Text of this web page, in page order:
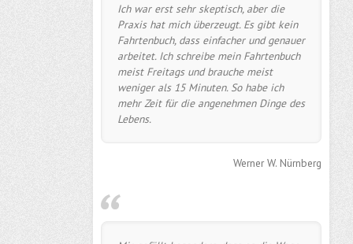
Ich war erst sehr skeptisch, aber die
Praxis hat mich überzeugt. Es gibt kein
Fahrtenbuch, dass einfacher und genauer
arbeitet. Ich schreibe mein Fahrtenbuch
meist Freitags und brauche meist
weniger als 15 Minuten. So habe ich
mehr Zeit für die angenehmen Dinge des
Lebens.
Werner W. Nürnberg